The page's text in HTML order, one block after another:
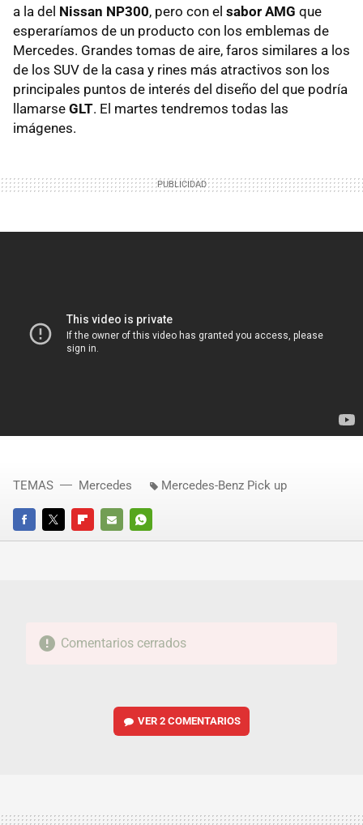
a la del Nissan NP300, pero con el sabor AMG que
esperaríamos de un producto con los emblemas de
Mercedes. Grandes tomas de aire, faros similares a los
de los SUV de la casa y rines más atractivos son los
principales puntos de interés del diseño del que podría
llamarse GLT. El martes tendremos todas las
imágenes.
FACEBOOKTWITTERFLIPBOARD
E-
WHATSAPP
TEMAS Mercedes Mercedes-Benz Pick up
Comentarios cerrados
VER2 COMENTARIOS